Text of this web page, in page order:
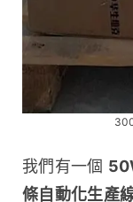
我們有一個
條自動化生產